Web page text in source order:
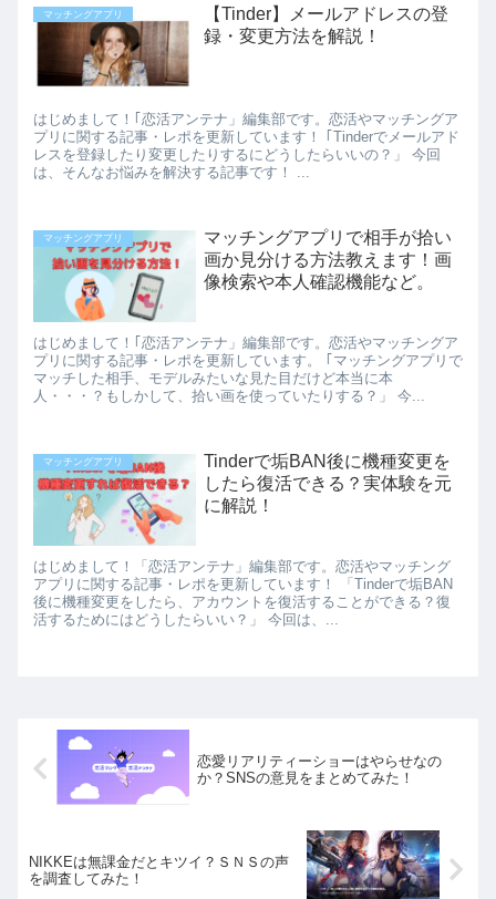
マッチングアプリ
【Tinder】メールアドレスの登
録・変更方法を解説！
はじめまして！｢恋活アンテナ」編集部です。恋活やマッチングア
プリに関する記事・レポを更新しています！ ｢Tinderでメールアド
レスを登録したり変更したりするにどうしたらいいの？」 今回
は、そんなお悩みを解決する記事です！ ...
マッチングアプリ
マッチングアプリで相手が拾い
画か見分ける方法教えます！画
像検索や本人確認機能など。
はじめまして！｢恋活アンテナ」編集部です。恋活やマッチングア
プリに関する記事・レポを更新しています。 ｢マッチングアプリで
マッチした相手、モデルみたいな見た目だけど本当に本
人・・・？もしかして、拾い画を使っていたりする？」 今...
マッチングアプリ
Tinderで垢BAN後に機種変更を
したら復活できる？実体験を元
に解説！
はじめまして！「恋活アンテナ」編集部です。恋活やマッチング
アプリに関する記事・レポを更新しています！ 「Tinderで垢BAN
後に機種変更をしたら、アカウントを復活することができる？復
活するためにはどうしたらいい？」 今回は、...
恋愛リアリティーショーはやらせなの
か？SNSの意見をまとめてみた！
NIKKEは無課金だとキツイ？ＳＮＳの声
を調査してみた！